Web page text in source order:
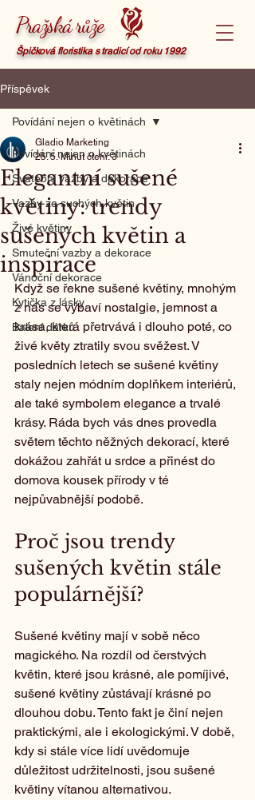
Pražská růže
Špičková floristika s tradicí od roku 1992
Příspěvek
Povídání nejen o květinách
Svatební vazby a dekorace
Vazby ze suchých květin
Živé květiny
Smuteční vazby a dekorace
Vánoční dekorace
Kytička z lásky
Balení dárků
Povídání nejen o květinách
Elegantní sušené
květiny: trendy
sušených květin a
inspirace
Gladio Marketing
25. 5. Minut čtení: 3
Když se řekne sušené květiny, mnohým
z nás se vybaví nostalgie, jemnost a
krása, která přetrvává i dlouho poté, co
živé květy ztratily svou svěžest. V
posledních letech se sušené květiny
staly nejen módním doplňkem interiérů,
ale také symbolem elegance a trvalé
krásy. Ráda bych vás dnes provedla
světem těchto něžných dekorací, které
dokážou zahřát u srdce a přinést do
domova kousek přírody v té
nejpůvabnější podobě.
Proč jsou trendy
sušených květin stále
populárnější?
Sušené květiny mají v sobě něco
magického. Na rozdíl od čerstvých
květin, které jsou krásné, ale pomíjivé,
sušené květiny zůstávají krásné po
dlouhou dobu. Tento fakt je činí nejen
praktickými, ale i ekologickými. V době,
kdy si stále více lidí uvědomuje
důležitost udržitelnosti, jsou sušené
květiny vítanou alternativou.